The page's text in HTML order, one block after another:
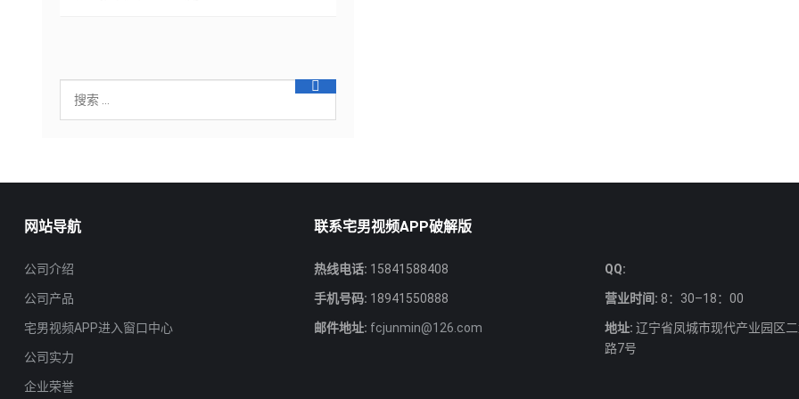
网站导航
公司介绍
公司产品
宅男视频APP进入窗口中心
公司实力
企业荣誉
联系宅男视频APP破解版
热线电话: 15841588408
手机号码: 18941550888
邮件地址: fcjunmin@126.com
QQ:
营业时间: 8：30–18：00
地址: 辽宁省凤城市现代产业园区
路7号